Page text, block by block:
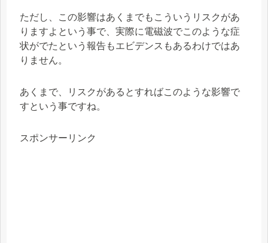
ただし、この影響はあくまでもこういうリスクがあ
りますよという事で、実際に電磁波でこのような症
状がでたという報告もエビデンスもあるわけではあ
りません。
あくまで、リスクがあるとすればこのような影響で
すという事ですね。
スポンサーリンク